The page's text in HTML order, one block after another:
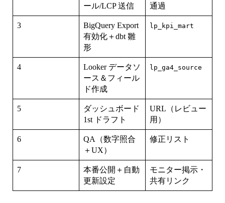
ール/LCP 送信
通過
3
BigQuery Export
有効化＋dbt 雛
形
lp_kpi_mart
4
Looker データソ
ース＆フィール
ド作成
lp_ga4_source
5
ダッシュボード
1st ドラフト
URL（レビュー
用）
6
QA（数字照合
＋UX）
修正リスト
7
本番公開＋自動
更新設定
モニター掲示・
共有リンク